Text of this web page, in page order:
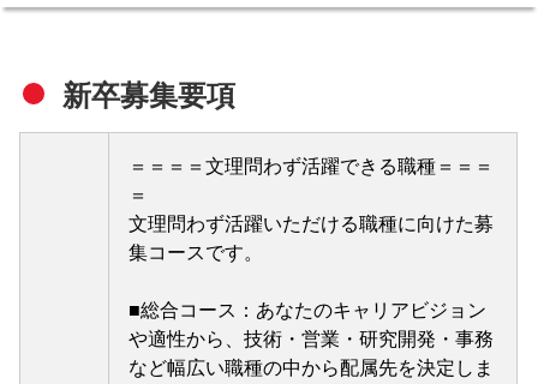
新卒募集要項
＝＝＝＝文理問わず活躍できる職種＝＝＝
＝
文理問わず活躍いただける職種に向けた募
集コースです。
■総合コース：あなたのキャリアビジョン
や適性から、技術・営業・研究開発・事務
など幅広い職種の中から配属先を決定しま